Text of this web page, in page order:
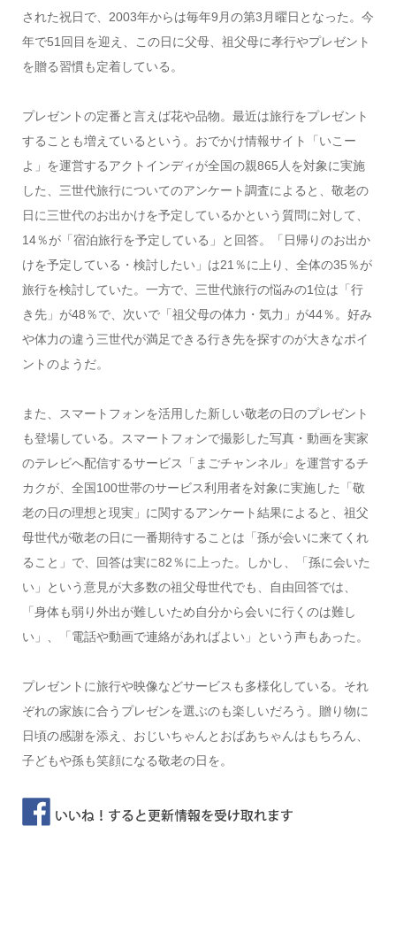
された祝日で、2003年からは毎年9月の第3月曜日となった。今
年で51回目を迎え、この日に父母、祖父母に孝行やプレゼント
を贈る習慣も定着している。
プレゼントの定番と言えば花や品物。最近は旅行をプレゼント
することも増えているという。おでかけ情報サイト「いこー
よ」を運営するアクトインディが全国の親865人を対象に実施
した、三世代旅行についてのアンケート調査によると、敬老の
日に三世代のお出かけを予定しているかという質問に対して、
14％が「宿泊旅行を予定している」と回答。「日帰りのお出か
けを予定している・検討したい」は21％に上り、全体の35％が
旅行を検討していた。一方で、三世代旅行の悩みの1位は「行
き先」が48％で、次いで「祖父母の体力・気力」が44％。好み
や体力の違う三世代が満足できる行き先を探すのが大きなポイ
ントのようだ。
また、スマートフォンを活用した新しい敬老の日のプレゼント
も登場している。スマートフォンで撮影した写真・動画を実家
のテレビへ配信するサービス「まごチャンネル」を運営するチ
カクが、全国100世帯のサービス利用者を対象に実施した「敬
老の日の理想と現実」に関するアンケート結果によると、祖父
母世代が敬老の日に一番期待することは「孫が会いに来てくれ
ること」で、回答は実に82％に上った。しかし、「孫に会いた
い」という意見が大多数の祖父母世代でも、自由回答では、
「身体も弱り外出が難しいため自分から会いに行くのは難し
い」、「電話や動画で連絡があればよい」という声もあった。
プレゼントに旅行や映像などサービスも多様化している。それ
ぞれの家族に合うプレゼンを選ぶのも楽しいだろう。贈り物に
日頃の感謝を添え、おじいちゃんとおばあちゃんはもちろん、
子どもや孫も笑顔になる敬老の日を。